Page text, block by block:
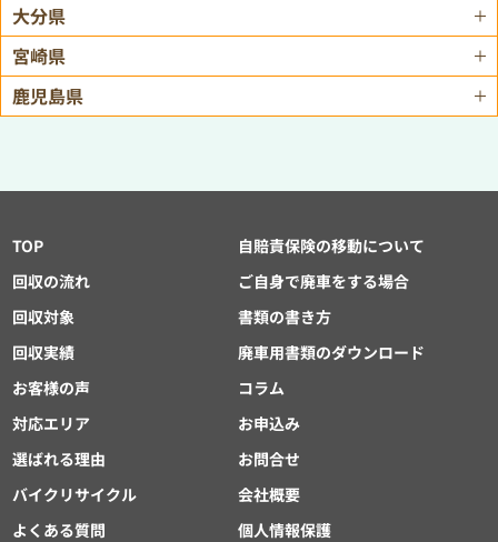
大分県
宮崎県
鹿児島県
TOP
回収の流れ
回収対象
回収実績
お客様の声
対応エリア
選ばれる理由
バイクリサイクル
よくある質問
自賠責保険の移動について
ご自身で廃車をする場合
書類の書き方
廃車用書類のダウンロード
コラム
お申込み
お問合せ
会社概要
個人情報保護